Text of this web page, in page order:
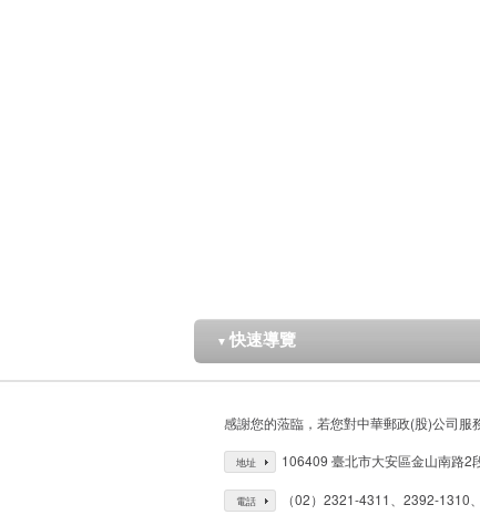
▼ 快速導覽
感謝您的蒞臨，若您對中華郵政(股)公司服
地址 106409 臺北市大安區金山南路2
電話 （02）2321-4311、2392-1310